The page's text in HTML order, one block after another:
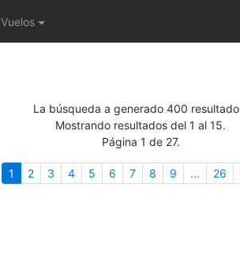
Vuelos
La búsqueda a generado 400
Mostrando resultados del 1 al 15.
Página 1 de 27.
1 (actual)
2 3 4 5 6 7 8 9 ... 26